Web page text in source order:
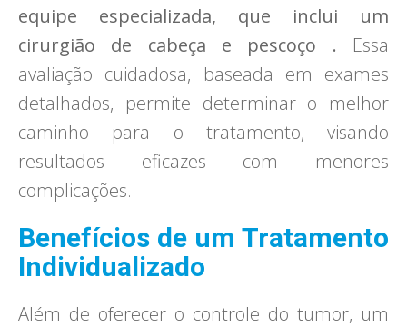
equipe especializada, que inclui um
cirurgião de cabeça e pescoço . Essa
avaliação cuidadosa, baseada em exames
detalhados, permite determinar o melhor
caminho para o tratamento, visando
resultados eficazes com menores
complicações.
Benefícios de um Tratamento
Individualizado
Além de oferecer o controle do tumor, um